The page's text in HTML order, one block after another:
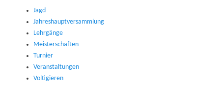
Jagd
Jahreshauptversammlung
Lehrgänge
Meisterschaften
Turnier
Veranstaltungen
Voltigieren